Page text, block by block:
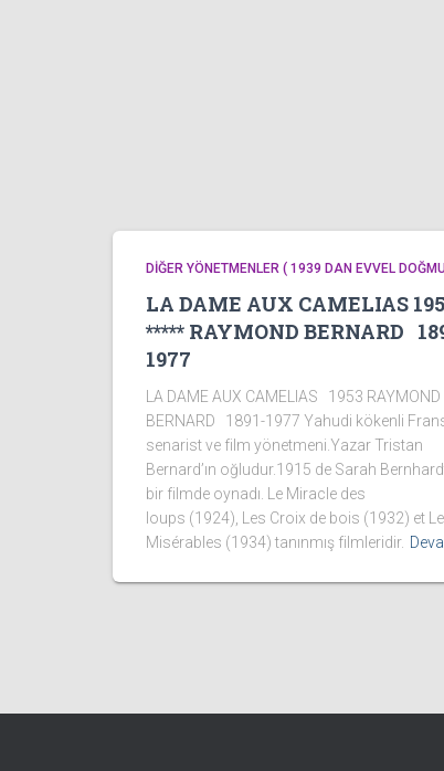
DİĞER YÖNETMENLER ( 1939 DAN EVVEL
LA DAME AUX CAMELIAS
***** RAYMOND BERNARD
1977
LA DAME AUX CAMELIAS 1953 RAYMOND
BERNARD 1891-1977 Yahudi kökenli
senarist ve film yönetmeni.Yazar Tristan
Bernard’ın oğludur.1915 de Sarah
bir filmde oynadı. Le Miracle des
loups (1924), Les Croix de bois (1932) et
Misérables (1934) tanınmış filmleridir.